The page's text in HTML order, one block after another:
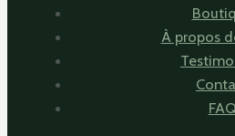
À propos
FAQ